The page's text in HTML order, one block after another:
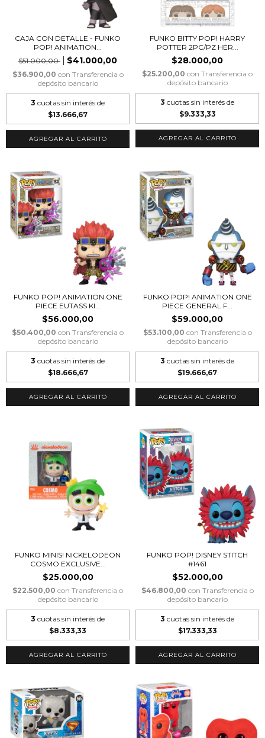
CAJA CON DETALLE - FUNKO
POP! ANIMATION...
$51.000,00
$41.000,00
$36.900,00 con Transferencia o
depósito bancario
3 cuotas sin interés de
$13.666,67
FUNKO BITTY POP! HARRY
POTTER 2PC/PZ HER...
$28.000,00
$25.200,00 con Transferencia o
depósito bancario
3 cuotas sin interés de
$9.333,33
FUNKO POP! ANIMATION ONE
PIECE EUTASS KI...
$56.000,00
$50.400,00 con Transferencia o
depósito bancario
3 cuotas sin interés de
$18.666,67
FUNKO POP! ANIMATION ONE
PIECE GENERAL F...
$59.000,00
$53.100,00 con Transferencia o
depósito bancario
3 cuotas sin interés de
$19.666,67
FUNKO MINIS! NICKELODEON
COSMO EXCLUSIVE...
$25.000,00
$22.500,00 con Transferencia o
depósito bancario
3 cuotas sin interés de
$8.333,33
FUNKO POP! DISNEY STITCH
#1461
$52.000,00
$46.800,00 con Transferencia o
depósito bancario
3 cuotas sin interés de
$17.333,33